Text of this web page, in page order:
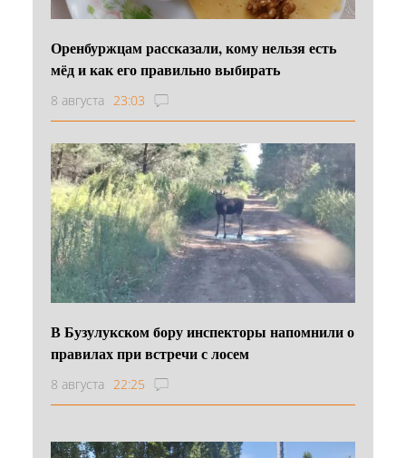
Оренбуржцам рассказали, кому нельзя есть
мёд и как его правильно выбирать
8 августа 23:03
В Бузулукском бору инспекторы напомнили о
правилах при встречи с лосем
8 августа 22:25